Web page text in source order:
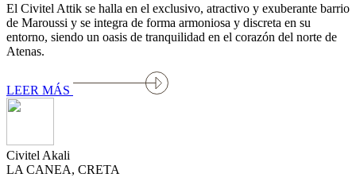
El Civitel Attik se halla en el exclusivo, atractivo y exuberante barrio
de Maroussi y se integra de forma armoniosa y discreta en su
entorno, siendo un oasis de tranquilidad en el corazón del norte de
Atenas.
LEER MÁS
Civitel Akali
LA CANEA, CRETA